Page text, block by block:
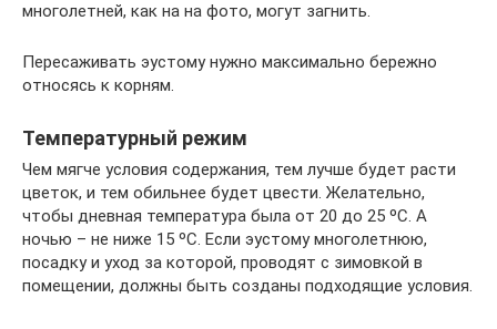
многолетней, как на на фото, могут загнить.
Пересаживать эустому нужно максимально бережно
относясь к корням.
Температурный режим
Чем мягче условия содержания, тем лучше будет расти
цветок, и тем обильнее будет цвести. Желательно,
чтобы дневная температура была от 20 до 25 ºС. А
ночью – не ниже 15 ºС. Если эустому многолетнюю,
посадку и уход за которой, проводят с зимовкой в
помещении, должны быть созданы подходящие условия.